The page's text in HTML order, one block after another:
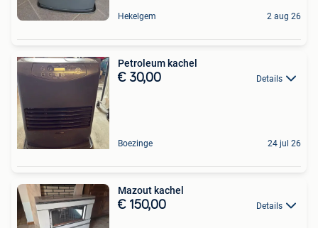
Hekelgem 2 aug 26
Petroleum kachel
€ 30,00 Details
Boezinge 24 jul 26
Mazout kachel
€ 150,00 Details